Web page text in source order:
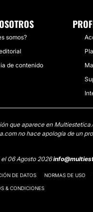
somos?
de contenido
que aparece en
no hace apología de un
06 Agosto 2026
DE DATOS NORMAS DE USO
& CONDICIONES